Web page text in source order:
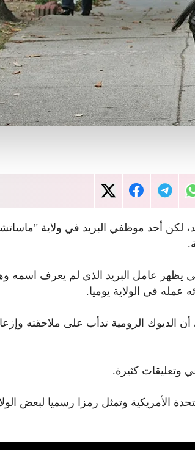
لكن أحد موظفي البريد في ولاية
يظهر عامل البريد الذي لم يعرف اسمه
عمله في الولاية يوميا.
الرومية تدأب على ملاحقته
وتعليقات كثيرة.
الأمريكية وتمثل رمزا رسميا لبعض